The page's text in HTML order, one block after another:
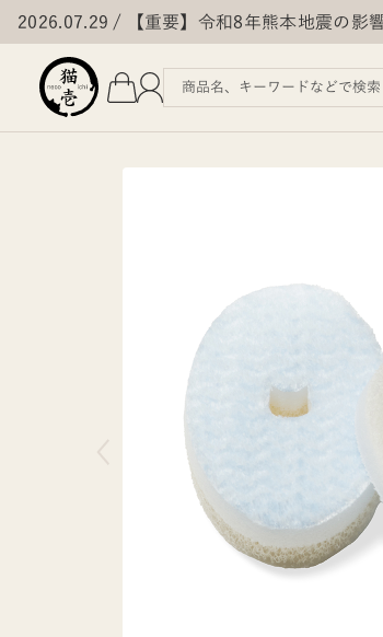
2026.07.29 【重要】令和8年熊本地震の影